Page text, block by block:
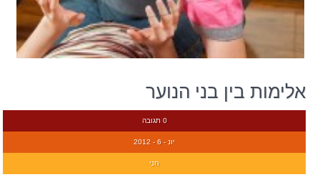
אלימות בין בני הנוער
0 תגובה
יונ - 6 - 2012
חני